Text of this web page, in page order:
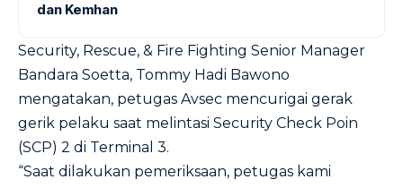
dan Kemhan
Security, Rescue, & Fire Fighting Senior Manager
Bandara Soetta, Tommy Hadi Bawono
mengatakan, petugas Avsec mencurigai gerak
gerik pelaku saat melintasi Security Check Poin
(SCP) 2 di Terminal 3.
“Saat dilakukan pemeriksaan, petugas kami